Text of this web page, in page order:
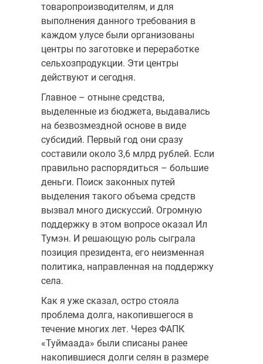
товаропроизводителям, и для
выполнения данного требования в
каждом улусе были организованы
центры по заготовке и переработке
сельхозпродукции. Эти центры
действуют и сегодня.
Главное – отныне средства,
выделенные из бюджета, выдавались
на безвозмездной основе в виде
субсидий. Первый год они сразу
составили около 3,6 млрд рублей. Если
правильно распорядиться – большие
деньги. Поиск законных путей
выделения такого объема средств
вызвал много дискуссий. Огромную
поддержку в этом вопросе оказал Ил
Тумэн. И решающую роль сыграла
позиция президента, его неизменная
политика, направленная на поддержку
села.
Как я уже сказал, остро стояла
проблема долга, накопившегося в
течение многих лет. Через ФАПК
«Туймаада» были списаны ранее
накопившиеся долги селян в размере